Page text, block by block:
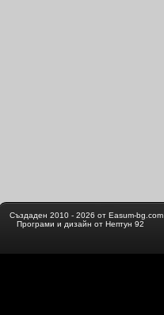
Създаден 2010 - 2026 от Easum-bg.com
Програми и дизайн от Нептун 92